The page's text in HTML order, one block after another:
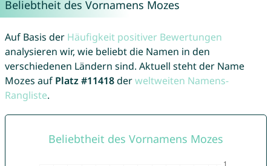
Beliebtheit des Vornamens Mozes
Auf Basis der Häufigkeit positiver Bewertungen
analysieren wir, wie beliebt die Namen in den
verschiedenen Ländern sind. Aktuell steht der Name
Mozes auf Platz #11418derweltweiten Namens-
Rangliste.